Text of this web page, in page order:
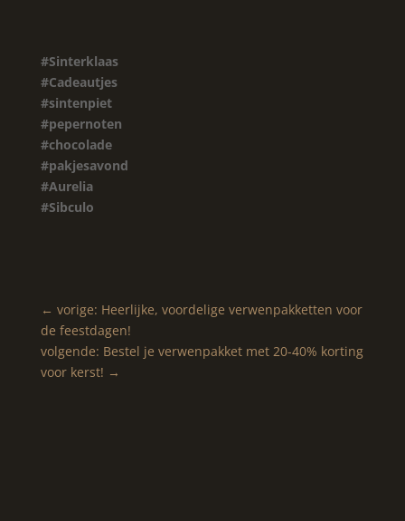
#Sinterklaas
#Cadeautjes
#sintenpiet
#pepernoten
#chocolade
#pakjesavond
#Aurelia
#Sibculo
← vorige: Heerlijke, voordelige verwenpakketten voor
de feestdagen!
volgende: Bestel je verwenpakket met 20-40% korting
voor kerst! →